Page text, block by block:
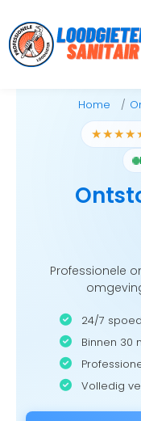
to
content
Home
Professionele
24/7
Binnen 30
Volledig